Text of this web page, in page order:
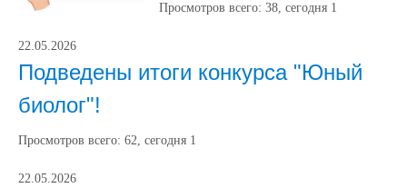
Просмотров всего: 38, сегодня 1
22.05.2026
Подведены итоги конкурса "Юный
биолог"!
Просмотров всего: 62, сегодня 1
22.05.2026